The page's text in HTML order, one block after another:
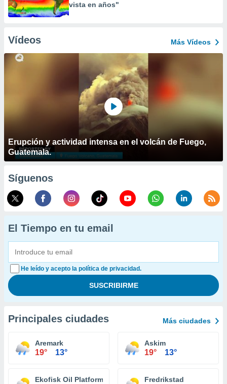
vista en años"
Vídeos Más Vídeos
Erupción y actividad intensa en el volcán de Fuego,
Guatemala.
Síguenos
El Tiempo en tu email
He leído y acepto la política de privacidad.
Principales ciudades Más ciudades
Aremark
19° 13°
Askim
19° 13°
Ekofisk Oil Platform Fredrikstad